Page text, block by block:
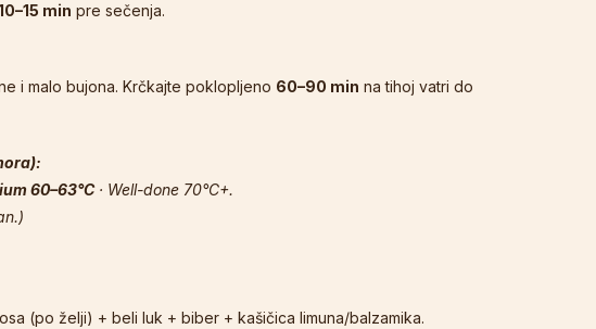
min pre sečenja.
i malo bujona. Krčkajte poklopljeno 60–90 min na tihoj vatri do
60–63°C· Well-done 70°C+.
(po želji) + beli luk + biber + kašičica limuna/balzamika.